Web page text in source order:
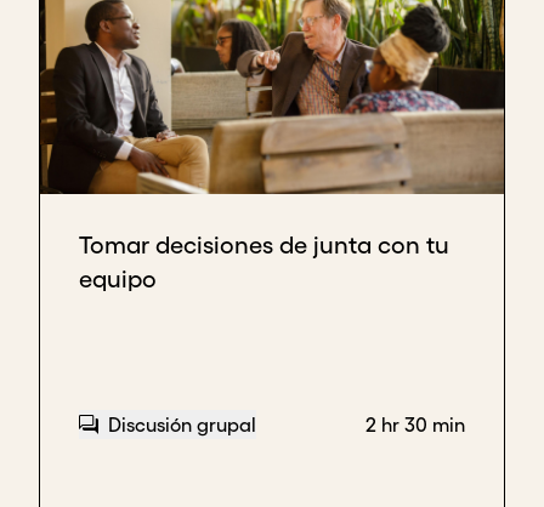
Tomar decisiones de junta con tu
equipo
Discusión grupal 2 hr 30 min